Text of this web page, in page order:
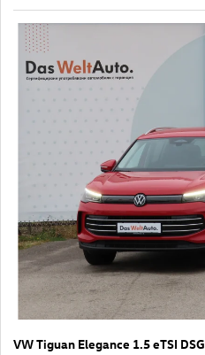
VW Tiguan Elegance 1.5 eTSI DSG